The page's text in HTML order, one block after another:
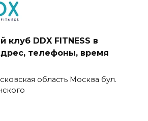
клуб DDX FITNESS в
телефоны, время
область Москва бул.